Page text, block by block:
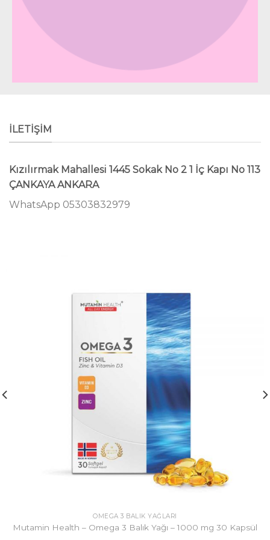
İLETİŞİM
Kızılırmak Mahallesi 1445 Sokak No 2 1 İç Kapı No 113
ÇANKAYA ANKARA
WhatsApp 05303832979
OMEGA 3 BALIK YAĞLARI
Mutamin Health – Omega 3 Balık Yağı – 1000 mg 30 Kapsül